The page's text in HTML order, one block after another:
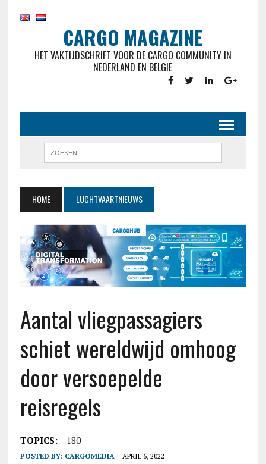
CARGO MAGAZINE
HET VAKTIJDSCHRIFT VOOR DE CARGO COMMUNITY IN
NEDERLAND EN BELGIE
HOME LUCHTVAARTNIEUWS
Aantal vliegpassagiers
schiet wereldwijd omhoog
door versoepelde
reisregels
TOPICS: 180
POSTED BY: CARGOMEDIA APRIL 6, 2022